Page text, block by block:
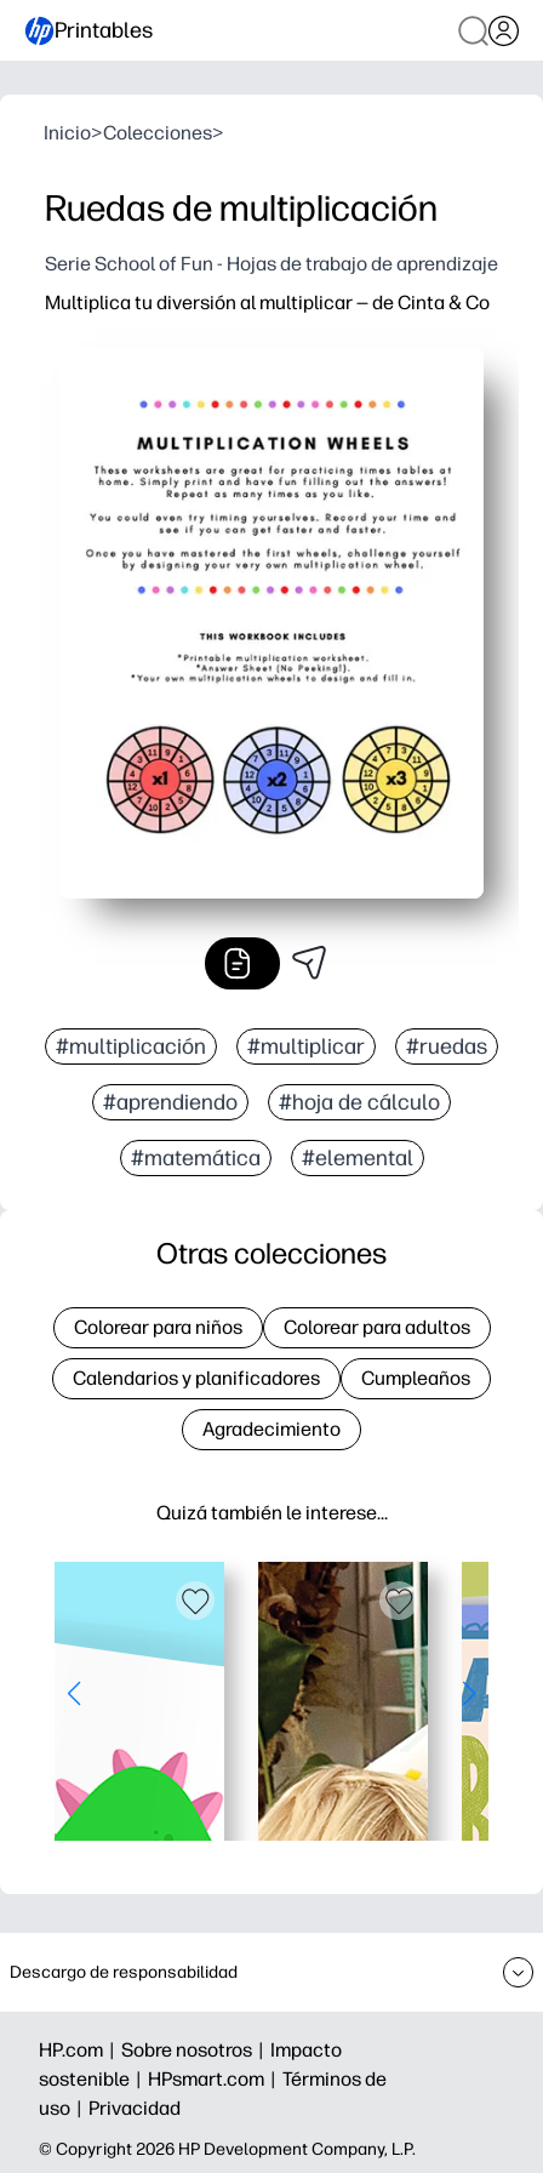
Printables
Inicio>Colecciones>
Ruedas de multiplicación
Serie School of Fun - Hojas de trabajo de aprendizaje
Multiplica tu diversión al multiplicar — de Cinta & Co
#multiplicación #multiplicar #ruedas
#aprendiendo #hoja de cálculo
#matemática #elemental
Quizá también le interese…
Otras colecciones
Colorear para niños Colorear para adultos
Calendarios y planificadores Cumpleaños
Agradecimiento
Descargo de responsabilidad
HP.com | Sobre nosotros | Impacto
sostenible | HPsmart.com | Términos de
uso | Privacidad
©️ Copyright 2026 HP Development Company, L.P.